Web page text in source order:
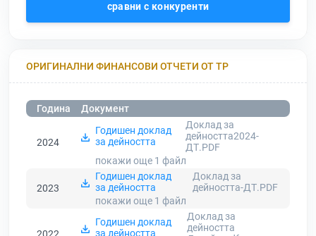
сравни с конкуренти
ОРИГИНАЛНИ ФИНАНСОВИ ОТЧЕТИ ОТ ТР
Година Документ
2024
Годишен доклад
за дейността
Доклад за
дейността2024-
ДТ.PDF
покажи още 1 файл
2023
Годишен доклад
за дейността
Доклад за
дейността-ДТ.PDF
покажи още 1 файл
Годишен доклад
за дейността
Доклад за
дейността